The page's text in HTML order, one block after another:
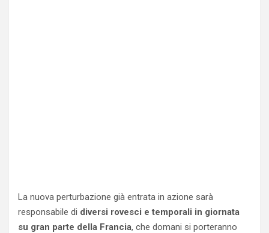
La nuova perturbazione già entrata in azione sarà
responsabile di diversi rovesci e temporali in giornata
su gran parte della Francia, che domani si porteranno